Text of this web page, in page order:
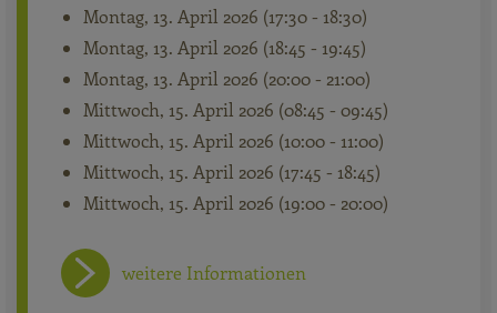
Montag, 13. April 2026 (17:30 - 18:30)
Montag, 13. April 2026 (18:45 - 19:45)
Montag, 13. April 2026 (20:00 - 21:00)
Mittwoch, 15. April 2026 (08:45 - 09:45)
Mittwoch, 15. April 2026 (10:00 - 11:00)
Mittwoch, 15. April 2026 (17:45 - 18:45)
Mittwoch, 15. April 2026 (19:00 - 20:00)
weitere Informationen